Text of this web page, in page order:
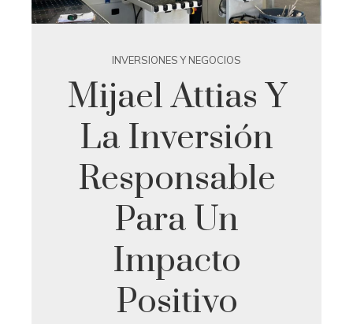
INVERSIONES Y NEGOCIOS
Mijael Attias Y
La Inversión
Responsable
Para Un
Impacto
Positivo